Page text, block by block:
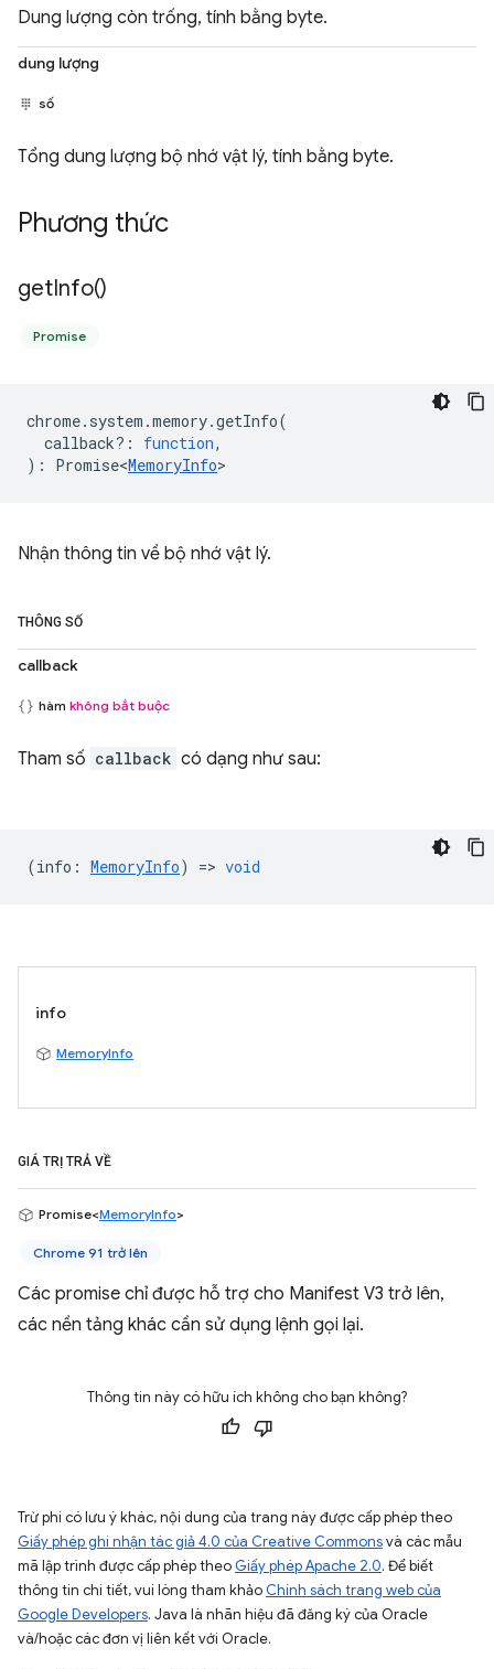
Dung lượng còn trống, tính bằng byte.
dung lượng
số
Tổng dung lượng bộ nhớ vật lý, tính bằng byte.
Phương thức
getInfo()
Promise
chrome. system .memory.getInfo(
callback? : function,
) : Promise<MemoryInfo>
Nhận thông tin về bộ nhớ vật lý.
THÔNG SỐ
callback
hàm không bắt buộc
Tham số callback có dạng như sau:
(info : MemoryInfo) => void
info
MemoryInfo
GIÁ TRỊ TRẢ VỀ
Promise<MemoryInfo>
Chrome 91 trở lên
Các promise chỉ được hỗ trợ cho Manifest V3 trở lên,
các nền tảng khác cần sử dụng lệnh gọi lại.
Thông tin này có hữu ích không cho bạn không?
Trừ phi có lưu ý khác, nội dung của trang này được cấp phép theo
Giấy phép ghi nhận tác giả 4.0 của Creative Commonsvà các mẫu
mã lập trình được cấp phép theo Giấy phép Apache 2.0. Để biết
thông tin chi tiết, vui lòng tham khảo Chính sách trang web của
Google Developers. Java là nhãn hiệu đã đăng ký của Oracle
và/hoặc các đơn vị liên kết với Oracle.